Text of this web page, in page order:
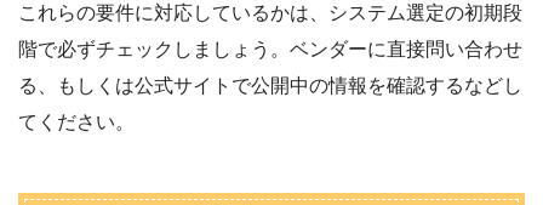
これらの要件に対応しているかは、システム選定の初期段
階で必ずチェックしましょう。ベンダーに直接問い合わせ
る、もしくは公式サイトで公開中の情報を確認するなどし
てください。